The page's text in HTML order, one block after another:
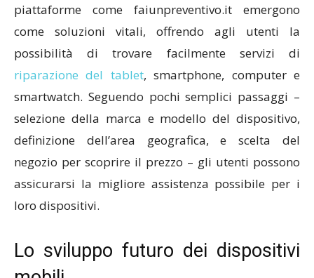
piattaforme come faiunpreventivo.it emergono
come soluzioni vitali, offrendo agli utenti la
possibilità di trovare facilmente servizi di
riparazione del tablet, smartphone, computer e
smartwatch. Seguendo pochi semplici passaggi –
selezione della marca e modello del dispositivo,
definizione dell’area geografica, e scelta del
negozio per scoprire il prezzo – gli utenti possono
assicurarsi la migliore assistenza possibile per i
loro dispositivi.
Lo sviluppo futuro dei dispositivi